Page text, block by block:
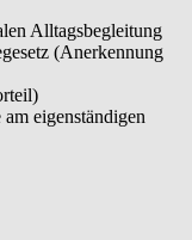
Alltagsbegleitung
(Anerkennung
eigenständigen